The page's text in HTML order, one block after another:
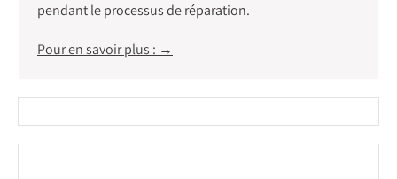
pendant le processus de réparation.
Pour en savoir plus : →